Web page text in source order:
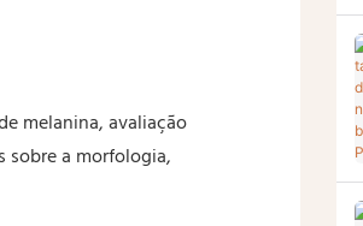
melanina, avaliação
sobre a morfologia,